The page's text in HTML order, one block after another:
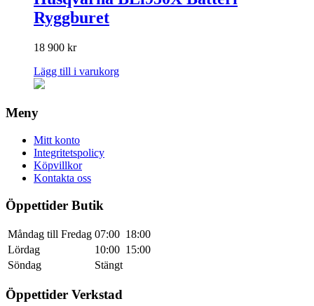
Ryggburet
18 900 kr
Lägg till i varukorg
Meny
Mitt konto
Integritetspolicy
Köpvillkor
Kontakta oss
Öppettider Butik
Måndag till Fredag 07:00 18:00
Lördag
10:00 15:00
Söndag
Stängt
Öppettider Verkstad